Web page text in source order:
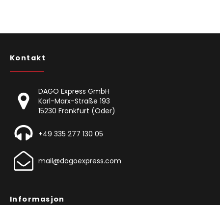
Kontakt
DAGO Express GmbH
Karl-Marx-Straße 193
15230 Frankfurt (Oder)
+49 335 277 130 05
mail@dagoexpress.com
Informasjon